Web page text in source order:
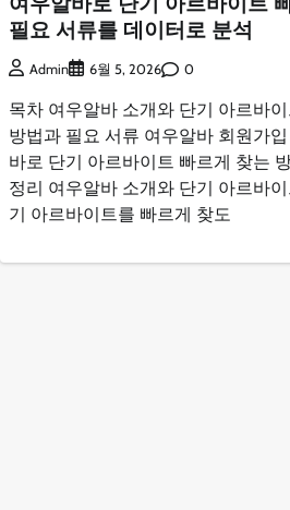
필요 서류를 데이터로 분석
Admin 6월 5, 2026 0
목차 여우알바 소개와 단기 아르바
방법과 필요 서류 여우알바 회원가
바로 단기 아르바이트 빠르게 찾는
정리 여우알바 소개와 단기 아르바
기 아르바이트를 빠르게 찾도